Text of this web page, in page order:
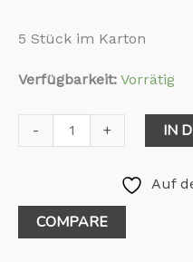
5 Stück im Karton
Verfügbarkeit: Vorrätig
- + IN
Auf
COMPARE